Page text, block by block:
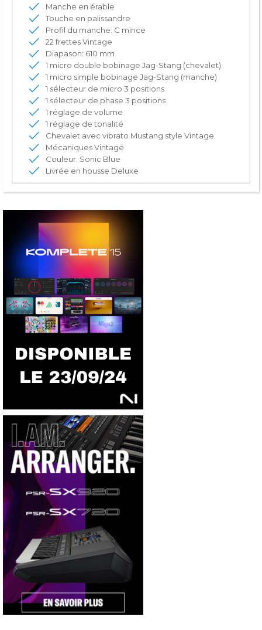
Manche en érable
Touche en palissandre
Profil du manche: C mince
22 frettes Vintage
Diapason: 610 mm
1 micro double bobinage Jag-Stang (chevalet)
1 micro simple bobinage Jag-Stang (manche)
1 sélecteur de micro 3 positions
1 sélecteur de phase 3 positions
1 réglage de volume
1 réglage de tonalité
Chevalet avec vibrato Mustang style Vintage
Mécaniques Vintage
Couleur: Sonic Blue
Livrée en housse Deluxe